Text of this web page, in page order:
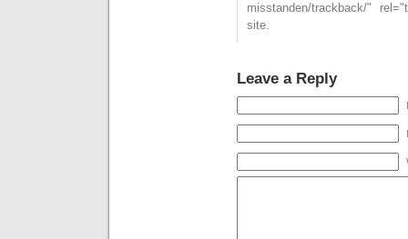
misstanden/trackback/"
site.
Leave a Reply